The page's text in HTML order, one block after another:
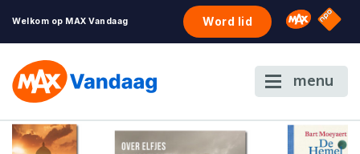
Welkom op MAX Vandaag Word lid Omroep
NPO
menu